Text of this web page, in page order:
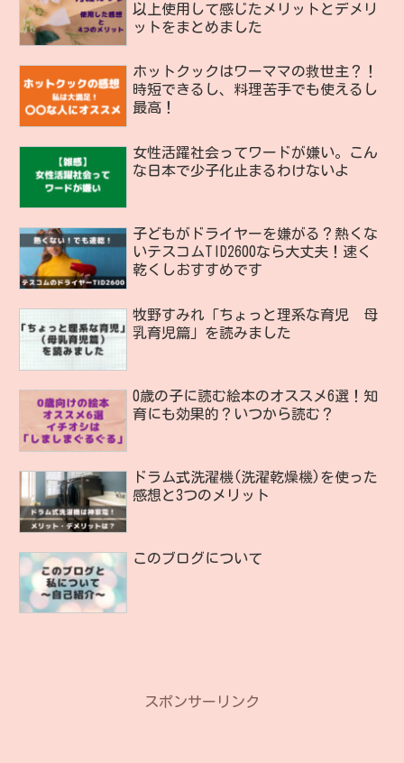
以上使用して感じたメリットとデメリ
ットをまとめました
ホットクックはワーママの救世主？！
時短できるし、料理苦手でも使えるし
最高！
女性活躍社会ってワードが嫌い。こん
な日本で少子化止まるわけないよ
子どもがドライヤーを嫌がる？熱くな
いテスコムTID2600なら大丈夫！速く
乾くしおすすめです
牧野すみれ「ちょっと理系な育児 母
乳育児篇」を読みました
0歳の子に読む絵本のオススメ6選！知
育にも効果的？いつから読む？
ドラム式洗濯機(洗濯乾燥機)を使った
感想と3つのメリット
このブログについて
スポンサーリンク